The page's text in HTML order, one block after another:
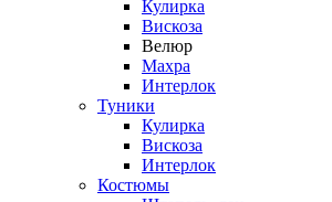
Кулирка
Вискоза
Велюр
Махра
Интерлок
Туники
Кулирка
Вискоза
Интерлок
Костюмы